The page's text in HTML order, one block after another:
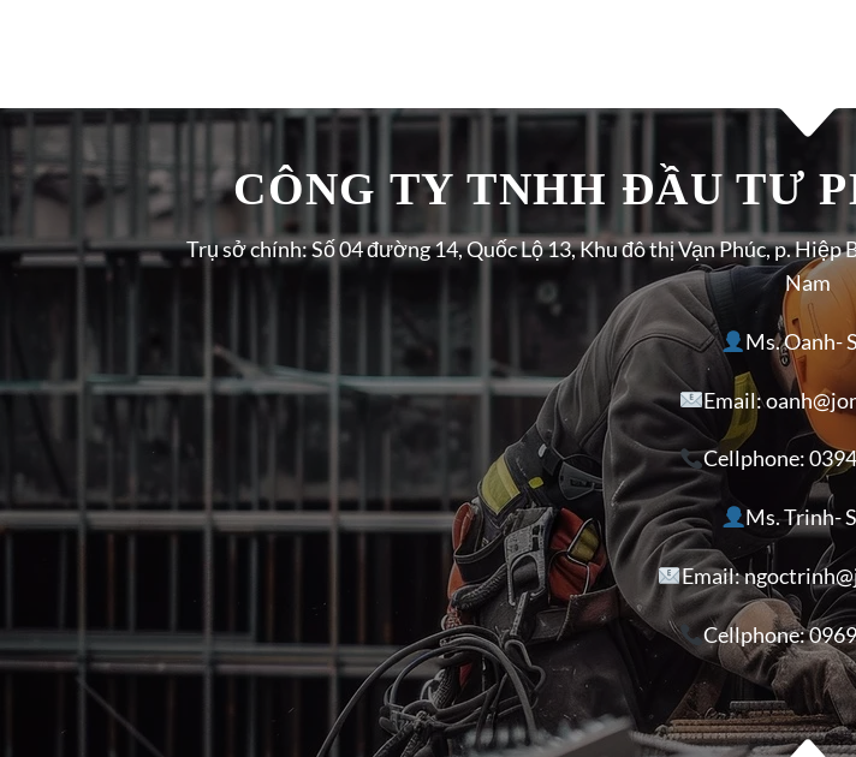
CÔNG TY TNHH ĐẦU TƯ
Trụ sở chính: Số 04 đường 14, Quốc Lộ 13, Khu đô thị Vạn Phúc, p.
Nam
Ms. Oanh-
Email:
Cellphone:
Ms. Trinh-
Email:
Cellphone: